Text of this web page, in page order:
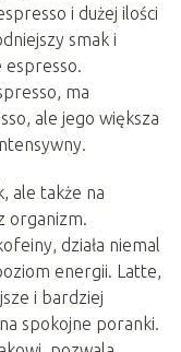
i dużej ilości
smak i
espresso.
ma
ale jego większa
ale także na
organizm.
działa niemal
energii. Latte,
i bardziej
spokojne poranki.